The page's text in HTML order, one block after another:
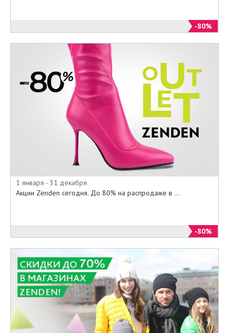
• Аксессуары для обуви
• Косметические средства
• Чулочно-носочные изделия
Приходите в наши салоны, или
выбирайте из специального
онлайн-каталога на официальном
сайте Zenden все то, о чем так
долго мечтали по минимальным
-80%
1 января - 31 декабря
Акции Zenden сегодня. До 80% на распродаже в ...
-80%